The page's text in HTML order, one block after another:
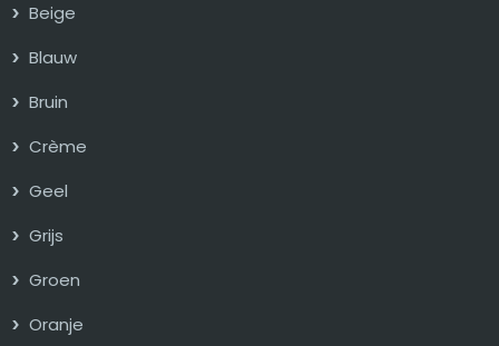
Beige
Blauw
Bruin
Crème
Geel
Grijs
Groen
Oranje